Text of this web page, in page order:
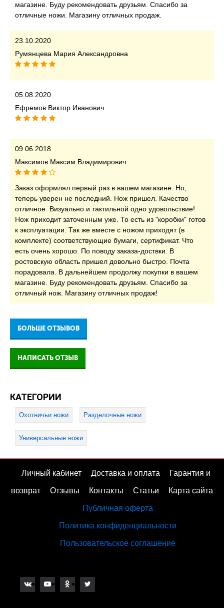
магазине. Буду рекомендовать друзьям. Спасибо за
отличные ножи. Магазину отличных продаж.
23.10.2020
Румянцева Мария Александровна
05.08.2020
Ефремов Виктор Иванович
09.06.2018
Максимов Максим Владимирович
Заказ оформлял первый раз в вашем магазине. Но,
теперь уверен не последний. Нож пришел. Качество
отличное. Визуально и тактильной одно удовольствие!
Нож приходит заточенным уже. То есть из "коробки" готов
к эксплуатации. Так же вместе с ножом приходят (в
комплекте) соответствующие бумаги, сертификат. Что
есть очень хорошо. По поводу заказа-доствки. В
ростовскую область пришел довольно быстро. Почта
порадовала. В дальнейшем продолжу покупки в вашем
магазине. Буду рекомендовать друзьям. Спасибо за
отличный нож. Магазину отличных продаж!
БОЛЬШЕ ОТЗЫВОВ
НАПИСАТЬ ОТЗЫВ
КАТЕГОРИИ
Охотничьи ножи Разделочные ножи
Универсальные ножи
Личный кабинет Доставка и оплата Гарантия и
возврат Отзывы Контакты Статьи Карта сайта
Публичная оферта
Политика конфиденциальности
Пользовательское соглашение